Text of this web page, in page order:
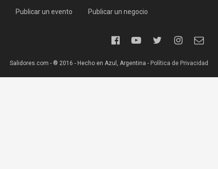
Publicar un evento Publicar un negocio
Salidores.com - ® 2016 - Hecho en Azul, Argentina - Política de Privacidad